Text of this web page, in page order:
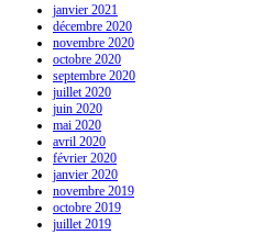
janvier 2021
décembre 2020
novembre 2020
octobre 2020
septembre 2020
juillet 2020
juin 2020
mai 2020
avril 2020
février 2020
janvier 2020
novembre 2019
octobre 2019
juillet 2019